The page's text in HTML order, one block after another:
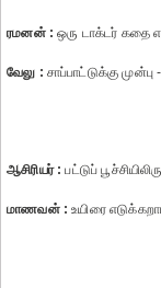
ரமனன் :ஒரு டாக்டர் கதை
வேலு : சாப்பாட்டுக்கு முன்பு
ஆசிரியர் :பட்டுப்
மாணவன் :உயிரை